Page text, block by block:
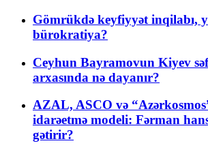
Gömrükdə keyfiyyət inqilabı,
bürokratiya?
Ceyhun Bayramovun Kiyev
arxasında nə dayanır?
AZAL, ASCO və
idarəetmə modeli: Fərman
gətirir?